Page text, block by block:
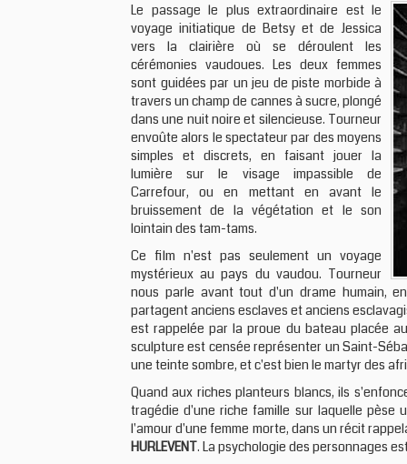
Le passage le plus extraordinaire est le
voyage initiatique de Betsy et de Jessica
vers la clairière où se déroulent les
cérémonies vaudoues. Les deux femmes
sont guidées par un jeu de piste morbide à
travers un champ de cannes à sucre, plongé
dans une nuit noire et silencieuse. Tourneur
envoûte alors le spectateur par des moyens
simples et discrets, en faisant jouer la
lumière sur le visage impassible de
Carrefour, ou en mettant en avant le
bruissement de la végétation et le son
lointain des tam-tams.
Ce film n'est pas seulement un voyage
mystérieux au pays du vaudou. Tourneur
nous parle avant tout d'un drame humain,
partagent anciens esclaves et anciens
est rappelée par la proue du bateau placée
sculpture est censée représenter un Saint-
une teinte sombre, et c'est bien le martyr des
Quand aux riches planteurs blancs, ils
tragédie d'une riche famille sur laquelle pèse
l'amour d'une femme morte, dans un récit
HURLEVENT. La psychologie des personnages